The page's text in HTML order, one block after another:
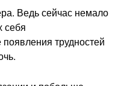
Ведь сейчас немало
себя
трудностей